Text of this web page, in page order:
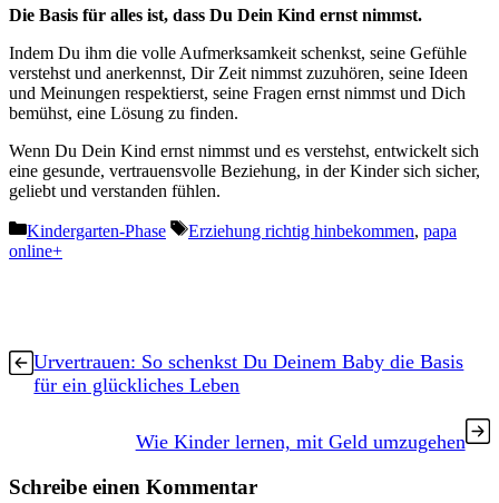
Die Basis für alles ist, dass Du Dein Kind ernst nimmst.
Indem Du ihm die volle Aufmerksamkeit schenkst, seine Gefühle
verstehst und anerkennst, Dir Zeit nimmst zuzuhören, seine Ideen
und Meinungen respektierst, seine Fragen ernst nimmst und Dich
bemühst, eine Lösung zu finden.
Wenn Du Dein Kind ernst nimmst und es verstehst, entwickelt sich
eine gesunde, vertrauensvolle Beziehung, in der Kinder sich sicher,
geliebt und verstanden fühlen.
Kategorien
Kindergarten-Phase Schlagwörter
Erziehung richtig hinbekommen, papa
online+
Urvertrauen: So schenkst Du Deinem Baby die Basis
für ein glückliches Leben
Wie Kinder lernen, mit Geld umzugehen
Schreibe einen Kommentar